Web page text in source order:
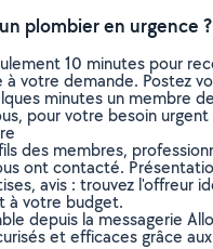
plombier en urgence ?
10 minutes pour
à votre demande. Postez
minutes un membre
pour votre besoin
des membres,
ont contacté.
avis : trouvez l'offreur
à votre budget.
depuis la messagerie
et efficaces grâce